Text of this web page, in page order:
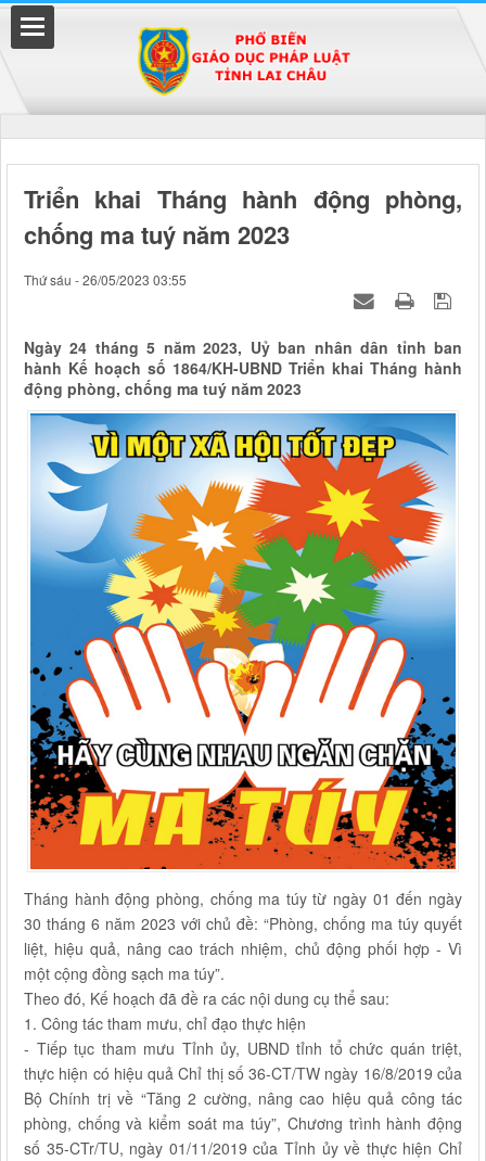
Triển khai Tháng hành động phòng,
chống ma tuý năm 2023
Thứ sáu - 26/05/2023 03:55
Ngày 24 tháng 5 năm 2023, Uỷ ban nhân dân tỉnh ban
hành Kế hoạch số 1864/KH-UBND Triển khai Tháng hành
động phòng, chống ma tuý năm 2023
Tháng hành động phòng, chống ma túy từ ngày 01 đến ngày
30 tháng 6 năm 2023 với chủ đề: “Phòng, chống ma túy quyết
liệt, hiệu quả, nâng cao trách nhiệm, chủ động phối hợp - Vì
một cộng đồng sạch ma túy”.
Theo đó, Kế hoạch đã đề ra các nội dung cụ thể sau:
1. Công tác tham mưu, chỉ đạo thực hiện
- Tiếp tục tham mưu Tỉnh ủy, UBND tỉnh tổ chức quán triệt,
thực hiện có hiệu quả Chỉ thị số 36-CT/TW ngày 16/8/2019 của
Bộ Chính trị về “Tăng 2 cường, nâng cao hiệu quả công tác
phòng, chống và kiểm soát ma túy”, Chương trình hành động
số 35-CTr/TU, ngày 01/11/2019 của Tỉnh ủy về thực hiện Chỉ
Đã kết nối EMC